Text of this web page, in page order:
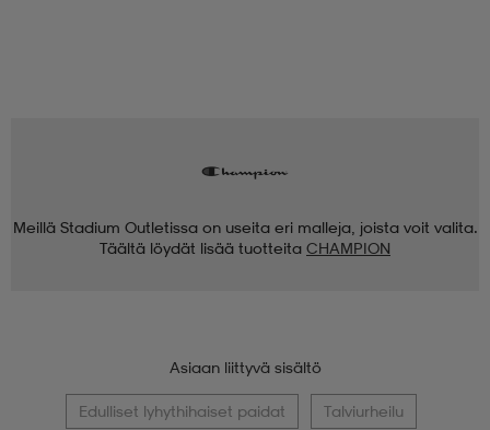
Meillä Stadium Outletissa on useita eri malleja, joista voit valita.
Täältä löydät lisää tuotteita CHAMPION
Asiaan liittyvä sisältö
Edulliset lyhythihaiset paidat Talviurheilu